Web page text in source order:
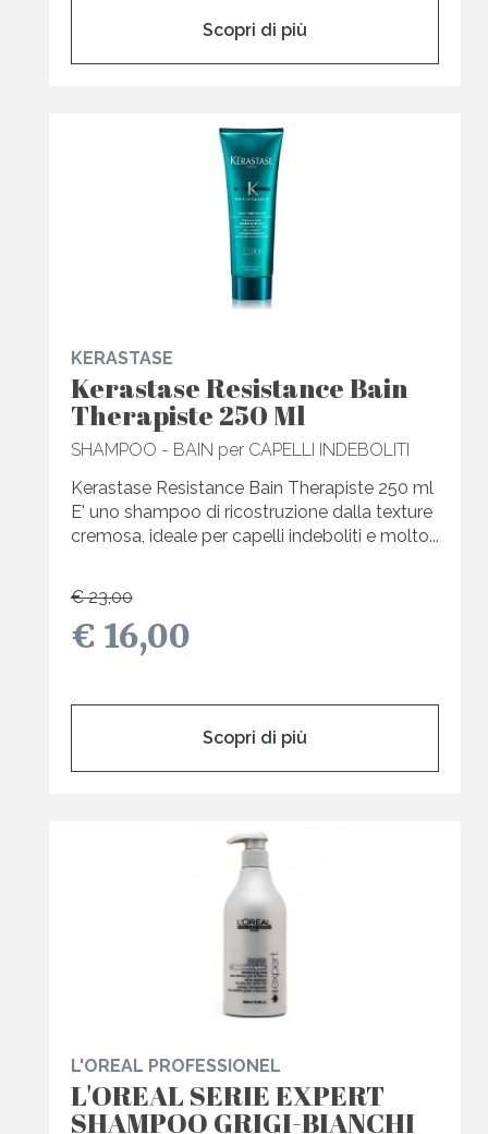
Scopri di più
KERASTASE
Kerastase Resistance Bain
Therapiste 250 Ml
SHAMPOO - BAIN per CAPELLI INDEBOLITI
Kerastase Resistance Bain Therapiste 250 ml
E' uno shampoo di ricostruzione dalla texture
cremosa, ideale per capelli indeboliti e molto...
€ 23,00
€ 16,00
Scopri di più
L'OREAL PROFESSIONEL
L'OREAL SERIE EXPERT
SHAMPOO GRIGI-BIANCHI